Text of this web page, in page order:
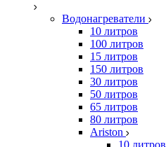
Водонагреватели
10 литров
100 литров
15 литров
150 литров
30 литров
50 литров
65 литров
80 литров
Ariston
10 литров